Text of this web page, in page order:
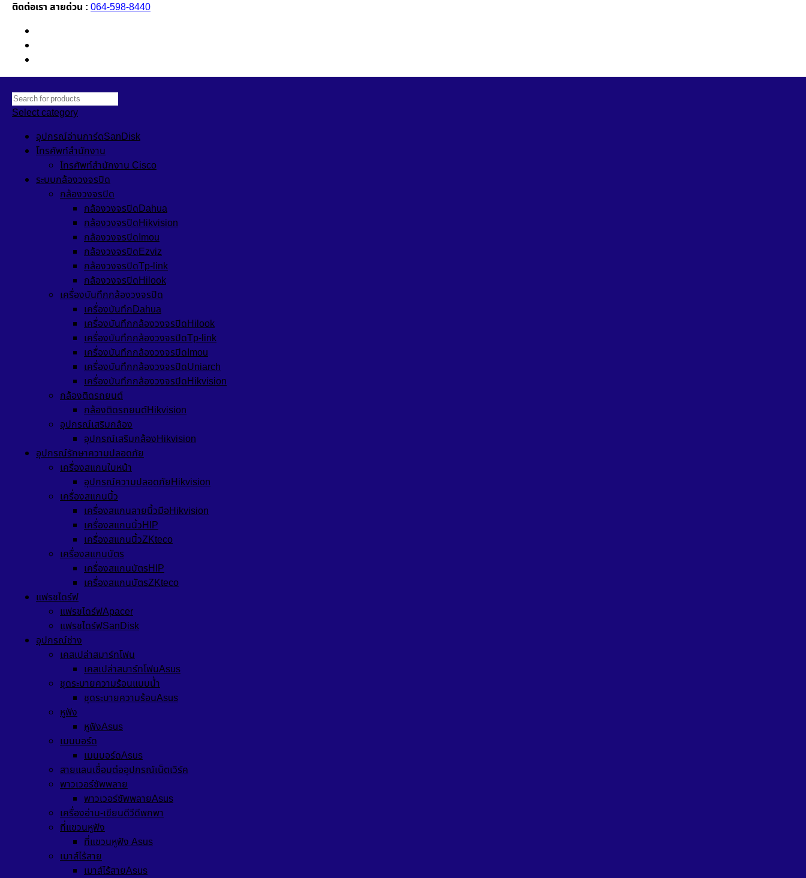
ติดต่อเรา สายด่วน : 064-598-8440
Select category
อุปกรณ์อ่านการ์ดSanDisk
โทรศัพท์สำนักงาน
โทรศัพท์สำนักงาน Cisco
ระบบกล้องวงจรปิด
กล้องวงจรปิด
กล้องวงจรปิดDahua
กล้องวงจรปิดHikvision
กล้องวงจรปิดImou
กล้องวงจรปิดEzviz
กล้องวงจรปิดTp-link
กล้องวงจรปิดHilook
เครื่องบันทึกกล้องวงจรปิด
เครื่องบันทึกDahua
เครื่องบันทึกกล้องวงจรปิดHilook
เครื่องบันทึกกล้องวงจรปิดTp-link
เครื่องบันทึกกล้องวงจรปิดImou
เครื่องบันทึกกล้องวงจรปิดUniarch
เครื่องบันทึกกล้องวงจรปิดHikvision
กล้องติดรถยนต์
กล้องติดรถยนต์Hikvision
อุปกรณ์เสริมกล้อง
อุปกรณ์เสริมกล้องHikvision
อุปกรณ์รักษาความปลอดภัย
เครื่องสแกนใบหน้า
อุปกรณ์ความปลอดภัยHikvision
เครื่องสแกนนิ้ว
เครื่องสแกนลายนิ้วมือHikvision
เครื่องสแกนนิ้วHIP
เครื่องสแกนนิ้วZKteco
เครื่องสแกนบัตร
เครื่องสแกนบัตรHIP
เครื่องสแกนบัตรZKteco
แฟรชไดร์ฟ
แฟรชไดร์ฟApacer
แฟรชไดร์ฟSanDisk
อุปกรณ์ช่าง
เคสเปล่าสมาร์ทโฟน
เคสเปล่าสมาร์ทโฟนAsus
ชุดระบายความร้อนแบบน้ำ
ชุดระบายความร้อนAsus
หูฟัง
หูฟังAsus
เมนบอร์ด
เมนบอร์ดAsus
สายแลนเชื่อมต่ออุปกรณ์เน็ตเวิร์ค
พาวเวอร์ซัพพลาย
พาวเวอร์ซัพพลายAsus
เครื่องอ่าน-เขียนดีวีดีพกพา
ที่แขวนหูฟัง
ที่แขวนหูฟัง Asus
เมาส์ไร้สาย
เมาส์ไร้สายAsus